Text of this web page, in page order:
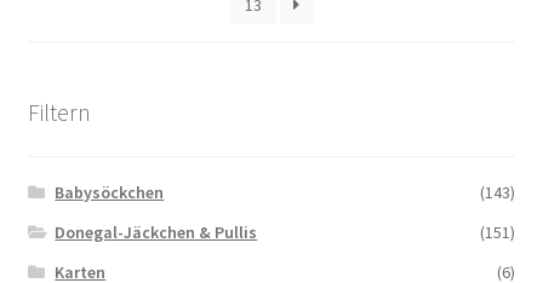
13
Filtern
Babysöckchen
(143)
Donegal-Jäckchen & Pullis
(151)
Karten
(6)